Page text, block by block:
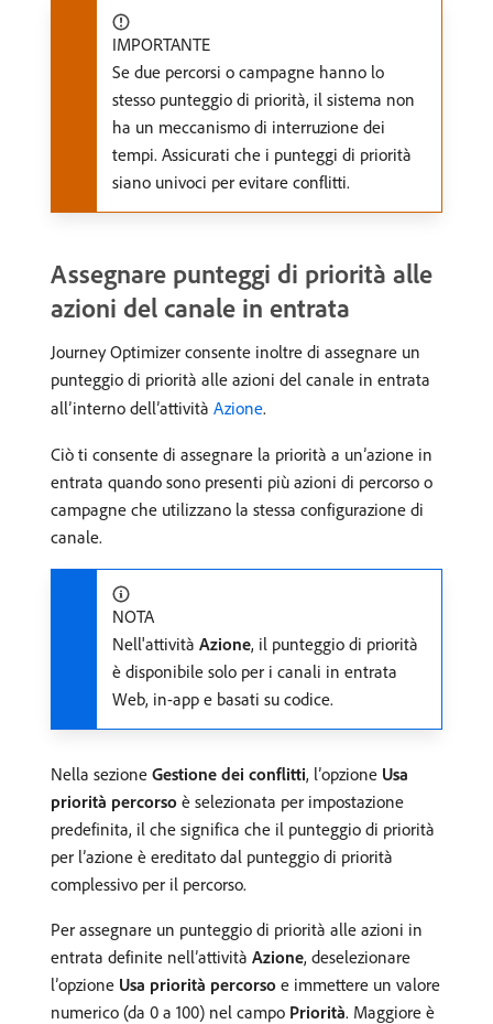
IMPORTANTE
Se due percorsi o campagne hanno lo
stesso punteggio di priorità, il sistema non
ha un meccanismo di interruzione dei
tempi. Assicurati che i punteggi di priorità
siano univoci per evitare conflitti.
Assegnare punteggi di priorità alle
azioni del canale in entrata
Journey Optimizer consente inoltre di assegnare un
punteggio di priorità alle azioni del canale in entrata
all’interno dell’attività Azione.
Ciò ti consente di assegnare la priorità a un’azione in
entrata quando sono presenti più azioni di percorso o
campagne che utilizzano la stessa configurazione di
canale.
NOTA
Nell'attività Azione, il punteggio di priorità
è disponibile solo per i canali in entrata
Web, in-app e basati su codice.
Nella sezione Gestione dei conflitti, l’opzione Usa
priorità percorso è selezionata per impostazione
predefinita, il che significa che il punteggio di priorità
per l’azione è ereditato dal punteggio di priorità
complessivo per il percorso.
Per assegnare un punteggio di priorità alle azioni in
entrata definite nell’attività Azione, deselezionare
l’opzione Usa priorità percorso e immettere un valore
numerico (da 0 a 100) nel campo Priorità. Maggiore è